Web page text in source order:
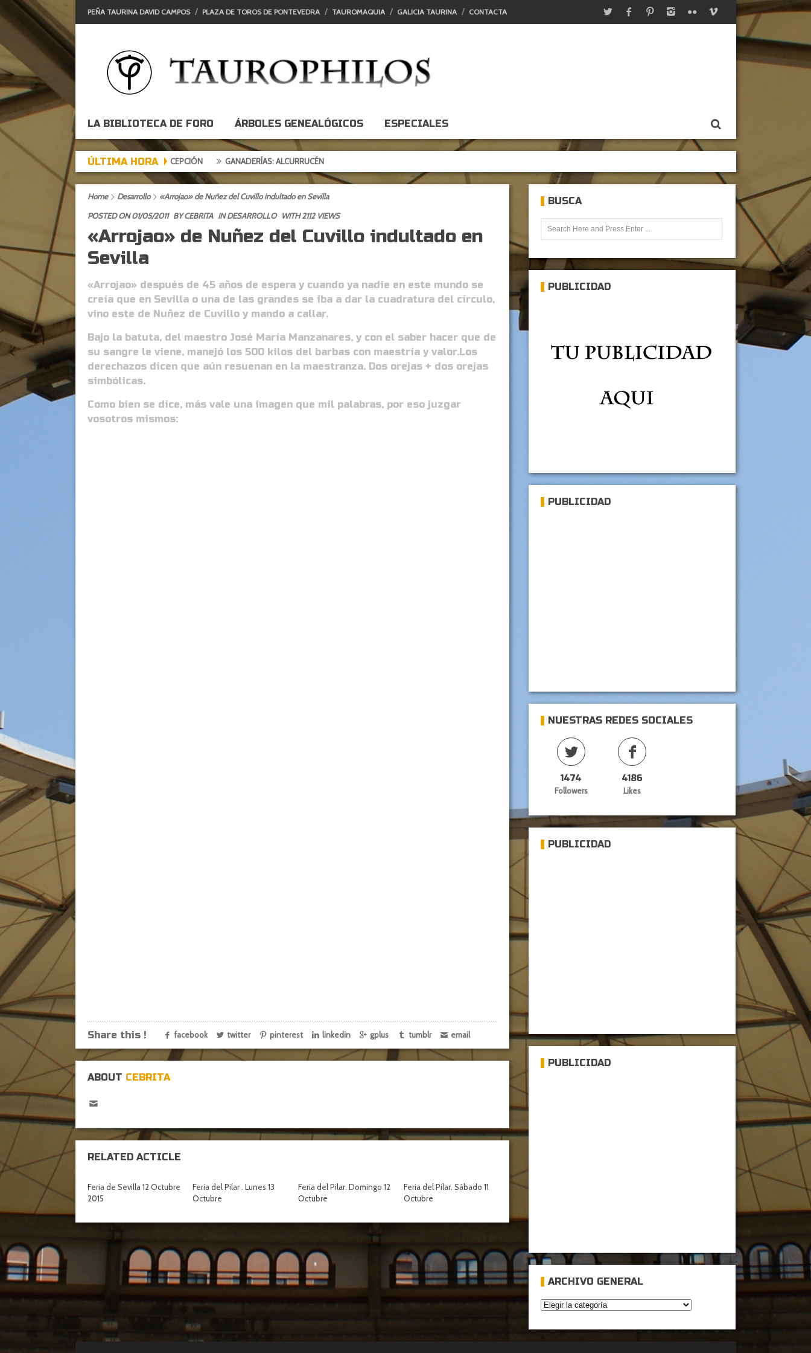
PEÑA TAURINA DAVID CAMPOS PLAZA DE TOROS DE PONTEVEDRA TAUROMAQUIA GALICIA TAURINA CONTACTA
LA BIBLIOTECA DE FORO ÁRBOLES GENEALÓGICOS ESPECIALES
ÚLTIMA HORA
DE EXPECTACIÓN, TARDE DE DECEPCIÓN GANADERÍAS: ALCURRUCÉN
Home Desarrollo
«Arrojao» de Nuñez del Cuvillo indultado en Sevilla
POSTED ON 01/05/2011 BYCEBRITA INDESARROLLO WITH 2112 VIEWS
«Arrojao» de Nuñez del Cuvillo indultado en
Sevilla
«Arrojao» después de 45 años de espera y cuando ya nadie en este mundo se
creía que en Sevilla o una de las grandes se iba a dar la cuadratura del círculo,
vino este de Nuñez de Cuvillo y mando a callar.
Bajo la batuta, del maestro José María Manzanares, y con el saber hacer que de
su sangre le viene, manejó los 500 kilos del barbas con maestría y valor.Los
derechazos dicen que aún resuenan en la maestranza. Dos orejas + dos orejas
simbólicas.
Como bien se dice, más vale una imagen que mil palabras, por eso juzgar
vosotros mismos:
Share this ! facebook twitter pinterest linkedin gplus tumblr email
ABOUT CEBRITA
RELATED ACTICLE
Feria de Sevilla 12 Octubre
2015
Feria del Pilar . Lunes 13
Octubre
Feria del Pilar. Domingo 12
Octubre
Feria del Pilar. Sábado 11
Octubre
BUSCA
PUBLICIDAD
PUBLICIDAD
NUESTRAS REDES SOCIALES
1474
Followers
4186
Likes
PUBLICIDAD
PUBLICIDAD
ARCHIVO GENERAL